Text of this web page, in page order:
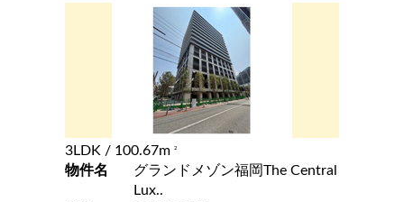
3LDK / 100.67m 2
物件名
グランドメゾン福岡The Central
Lux..